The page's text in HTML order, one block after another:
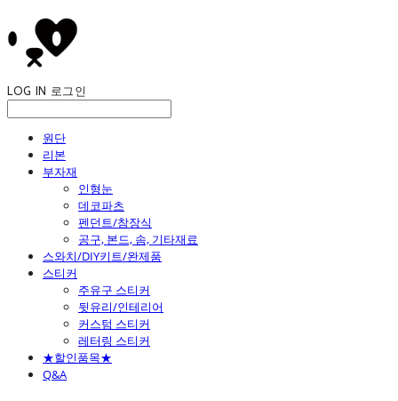
LOG IN 로그인
원단
리본
부자재
인형눈
데코파츠
펜던트/참장식
공구, 본드, 솜, 기타재료
스와치/DIY키트/완제품
스티커
주유구 스티커
뒷유리/인테리어
커스텀 스티커
레터링 스티커
★할인품목★
Q&A